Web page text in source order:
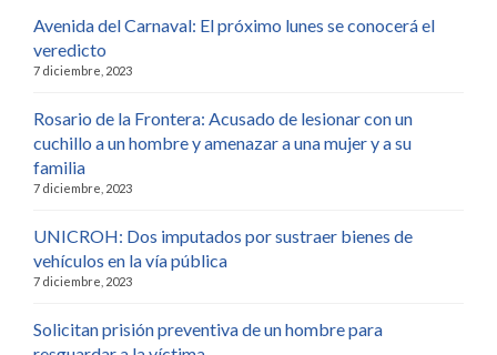
Avenida del Carnaval: El próximo lunes se conocerá el
veredicto
7 diciembre, 2023
Rosario de la Frontera: Acusado de lesionar con un
cuchillo a un hombre y amenazar a una mujer y a su
familia
7 diciembre, 2023
UNICROH: Dos imputados por sustraer bienes de
vehículos en la vía pública
7 diciembre, 2023
Solicitan prisión preventiva de un hombre para